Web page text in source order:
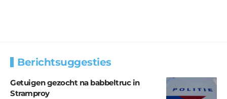
Berichtsuggesties
Getuigen gezocht na babbeltruc in
Stramproy